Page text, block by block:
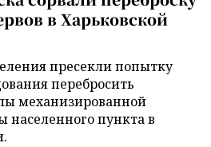
в Харьковской
пресекли попытку
перебросить
механизированной
населенного пункта в